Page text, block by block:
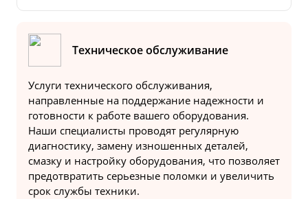
Техническое обслуживание
Услуги технического обслуживания,
направленные на поддержание надежности и
готовности к работе вашего оборудования.
Наши специалисты проводят регулярную
диагностику, замену изношенных деталей,
смазку и настройку оборудования, что позволяет
предотвратить серьезные поломки и увеличить
срок службы техники.